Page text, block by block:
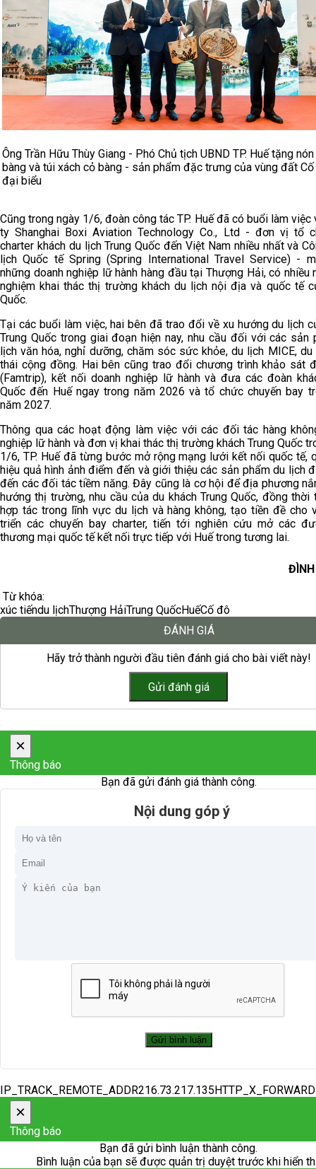
Ông Trần Hữu Thùy Giang - Phó Chủ tịch UBND TP. Huế tặng
bàng và túi xách cỏ bàng - sản phẩm đặc trưng của vùng đất
đại biểu
Cũng trong ngày 1/6, đoàn công tác TP. Huế đã có buổi làm việc
ty Shanghai Boxi Aviation Technology Co., Ltd - đơn vị tổ
charter khách du lịch Trung Quốc đến Việt Nam nhiều nhất và
lịch Quốc tế Spring (Spring International Travel Service) -
những doanh nghiệp lữ hành hàng đầu tại Thượng Hải, có nhiều
nghiệm khai thác thị trường khách du lịch nội địa và quốc tế
Quốc.
Tại các buổi làm việc, hai bên đã trao đổi về xu hướng du lịch
Trung Quốc trong giai đoạn hiện nay, nhu cầu đối với các sản
lịch văn hóa, nghỉ dưỡng, chăm sóc sức khỏe, du lịch MICE,
thái cộng đồng. Hai bên cũng trao đổi chương trình khảo sát
(Famtrip), kết nối doanh nghiệp lữ hành và đưa các đoàn
Quốc đến Huế ngay trong năm 2026 và tổ chức chuyến bay
năm 2027.
Thông qua các hoạt động làm việc với các đối tác hàng
nghiệp lữ hành và đơn vị khai thác thị trường khách Trung Quốc
1/6, TP. Huế đã từng bước mở rộng mạng lưới kết nối quốc tế,
hiệu quả hình ảnh điểm đến và giới thiệu các sản phẩm du lịch
đến các đối tác tiềm năng. Đây cũng là cơ hội để địa phương
hướng thị trường, nhu cầu của du khách Trung Quốc, đồng thời
hợp tác trong lĩnh vực du lịch và hàng không, tạo tiền đề cho
triển các chuyến bay charter, tiến tới nghiên cứu mở các
thương mại quốc tế kết nối trực tiếp với Huế trong tương lai.
Từ khóa:
xúc tiếndu lịchThượng HảiTrung QuốcHuếCố đô
ĐÁNH GIÁ
Hãy trở thành người đầu tiên đánh giá cho bài viết này!
×
Thông báo
Bạn đã gửi đánh giá thành công.
Nội dung góp ý
×
Thông báo
Bạn đã gửi bình luận thành công.
Bình luận của bạn sẽ được quản trị duyệt trước khi hiển